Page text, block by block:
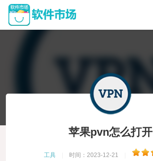
苹果pvn怎么打开
工具 时间：2023-12-21